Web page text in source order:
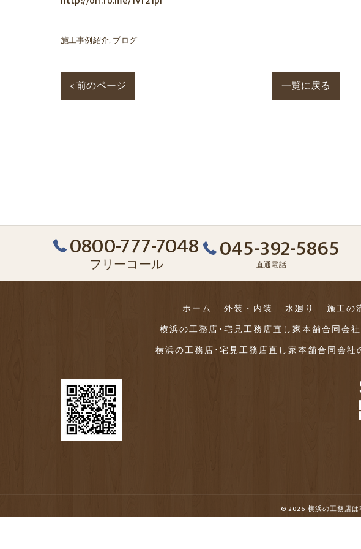
施工事例紹介 ブログ
< 前のページ 一覧に戻る
0800-777-7048
フリーコール 045-392-5865
直通電話
ホーム 外装・内装 水廻り 施工の
横浜の工務店･宅見工務店直し家本舗合同会
横浜の工務店･宅見工務店直し家本舗合同会社
© 2026 横浜の工務店は